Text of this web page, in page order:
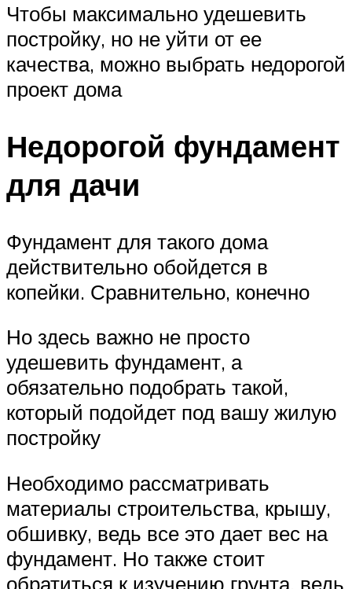
Чтобы максимально удешевить
постройку, но не уйти от ее
качества, можно выбрать недорогой
проект дома
Недорогой фундамент
для дачи
Фундамент для такого дома
действительно обойдется в
копейки. Сравнительно, конечно
Но здесь важно не просто
удешевить фундамент, а
обязательно подобрать такой,
который подойдет под вашу жилую
постройку
Необходимо рассматривать
материалы строительства, крышу,
обшивку, ведь все это дает вес на
фундамент. Но также стоит
обратиться к изучению грунта, ведь